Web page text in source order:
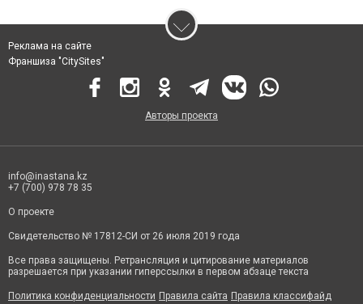
Реклама на сайте
Франшиза "CitySites"
Авторы проекта
info@inastana.kz
+7 (700) 978 78 35
О проекте
Свидетельство № 17812-СИ от 26 июля 2019 года
Все права защищены. Ретрансляция и цитирование материалов
разрешается при указании гиперссылки в первом абзаце текста
Политика конфиденциальности Правила сайта Правила классифайд